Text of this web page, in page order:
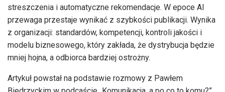
streszczenia i automatyczne rekomendacje. W epoce AI
przewaga przestaje wynikać z szybkości publikacji. Wynika
z organizacji: standardów, kompetencji, kontroli jakości i
modelu biznesowego, który zakłada, że dystrybucja będzie
mniej hojna, a odbiorca bardziej ostrożny.
Artykuł powstał na podstawie rozmowy z Pawłem